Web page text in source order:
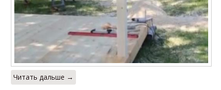
Читать дальше →